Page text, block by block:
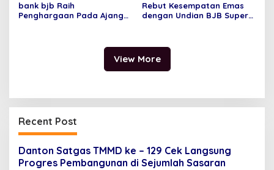
bank bjb Raih
Penghargaan Pada Ajang
Rebut Kesempatan Emas
dengan Undian BJB Super
View More
Recent Post
Danton Satgas TMMD ke – 129 Cek Langsung
Progres Pembangunan di Sejumlah Sasaran